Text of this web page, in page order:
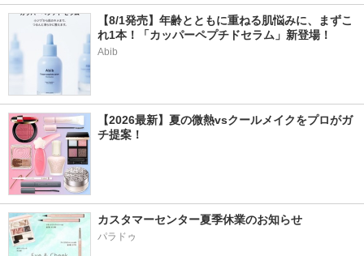
【8/1発売】年齢とともに重ねる肌悩みに、まずこ
れ1本！「カッパーペプチドセラム」新登場！
Abib
【2026最新】夏の微熱vsクールメイクをプロがガ
チ提案！
カスタマーセンター夏季休業のお知らせ
パラドゥ